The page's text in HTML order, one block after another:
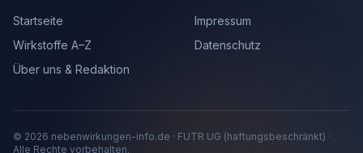
Startseite
Wirkstoffe A–Z
Über uns & Redaktion
Impressum
Datenschutz
© 2026 nebenwirkungen-info.de · FUTR UG (haftungsbeschränkt) ·
Alle Rechte vorbehalten.